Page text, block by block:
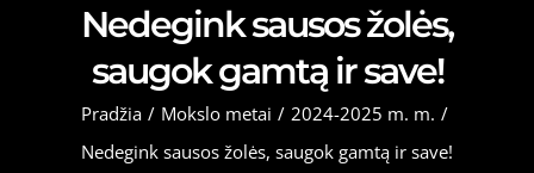
Nedegink sausos žolės,
saugok gamtą ir save!
Pradžia / Mokslo metai / 2024-2025 m. m. /
Nedegink sausos žolės, saugok gamtą ir save!